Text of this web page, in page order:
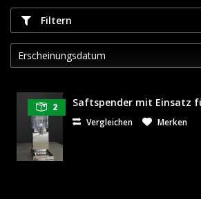
Filtern
2 Saftspender mit Einsatz
Vergleichen Merken